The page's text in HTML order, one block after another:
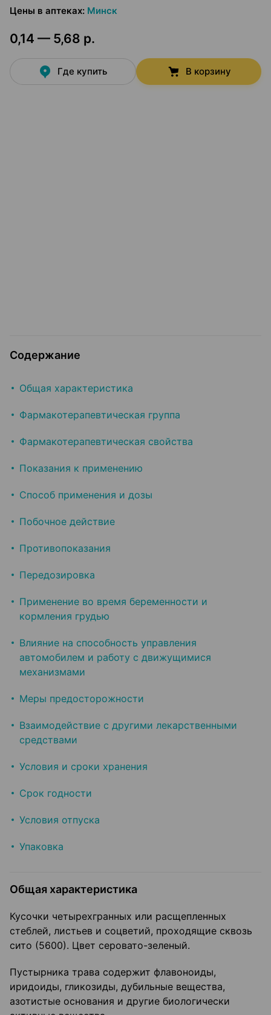
Цены в аптеках: Минск
0,14 — 5,68 р.
Где купить В корзину
Содержание
Общая характеристика
Фармакотерапевтическая группа
Фармакотерапевтическая свойства
Показания к применению
Способ применения и дозы
Побочное действие
Противопоказания
Передозировка
Применение во время беременности и
кормления грудью
Влияние на способность управления
автомобилем и работу с движущимися
механизмами
Меры предосторожности
Взаимодействие с другими лекарственными
средствами
Условия и сроки хранения
Срок годности
Условия отпуска
Упаковка
Общая характеристика
Кусочки четырехгранных или расщепленных
стеблей, листьев и соцветий, проходящие сквозь
сито (5600). Цвет серовато-зеленый.
Пустырника трава содержит флавоноиды,
иридоиды, гликозиды, дубильные вещества,
азотистые основания и другие биологически